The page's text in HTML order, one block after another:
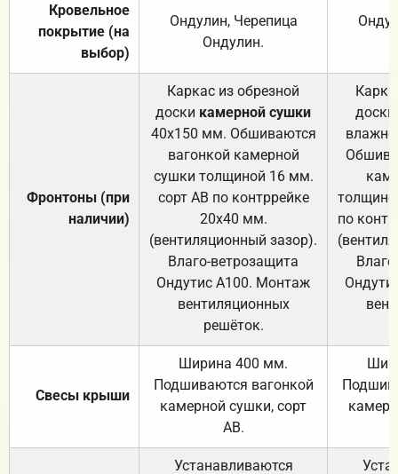
Кровельное
покрытие (на
выбор)
Ондулин, Черепица
Ондулин.
Фронтоны (при
наличии)
Каркас из обрезной
доски камерной сушки
40х150 мм. Обшиваются
вагонкой камерной
сушки толщиной 16 мм.
сорт АВ по контррейке
20х40 мм.
(вентиляционный зазор).
Влаго-ветрозащита
Ондутис А100. Монтаж
вентиляционных
решёток.
доски
по
Свесы крыши
Ширина 400 мм.
Подшиваются вагонкой
камерной сушки, сорт
АВ.
Устанавливаются